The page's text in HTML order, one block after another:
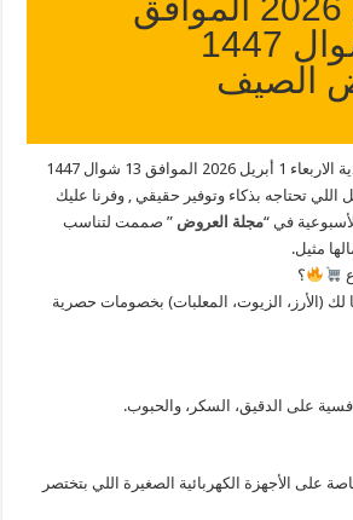
13 شوال 1447
الصيف
مجلة عروض رامز السعودية الاربعاء 1 أبريل 2026 الموافق 13 شوال 1447
تحتاجه بذكاء وتوفير حقيقي , وفرنا عليك
في “مجلة العروض ” صممت لتناسب
مثيل.
؟
لك (الأرز، الزيوت، المعلبات) بخصومات حصرية
على الدقيق، السكر، والحبوب.
على الأجهزة الكهربائية الصغيرة اللي بتختصر